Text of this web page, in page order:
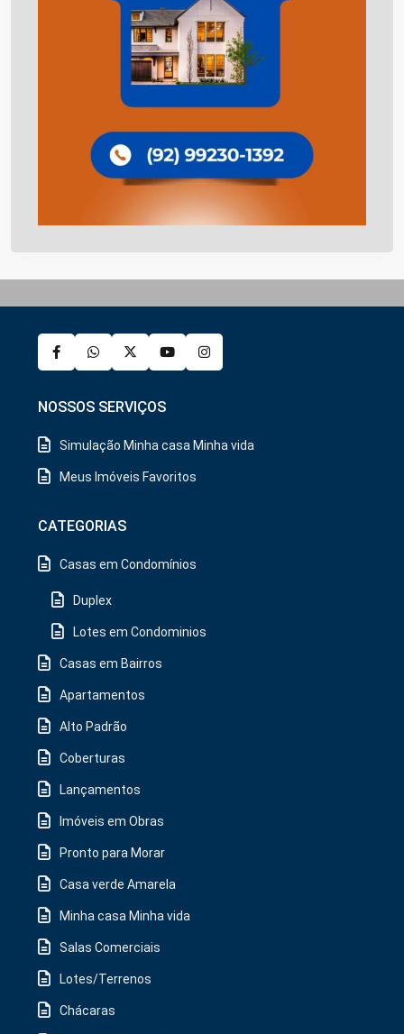
NOSSOS SERVIÇOS
Simulação Minha casa Minha vida
Meus Imóveis Favoritos
CATEGORIAS
Casas em Condomínios
Duplex
Lotes em Condominios
Casas em Bairros
Apartamentos
Alto Padrão
Coberturas
Lançamentos
Imóveis em Obras
Pronto para Morar
Casa verde Amarela
Minha casa Minha vida
Salas Comerciais
Lotes/Terrenos
Chácaras